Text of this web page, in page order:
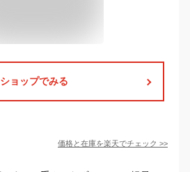
ショップでみる
価格と在庫を楽天でチェック >>